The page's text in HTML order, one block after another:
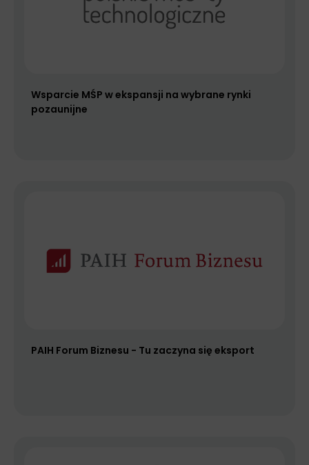
Wsparcie MŚP w ekspansji na wybrane rynki
pozaunijne
PAIH Forum Biznesu - Tu zaczyna się eksport